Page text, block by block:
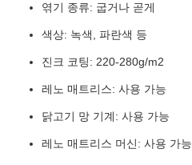
엮기 종류: 굽거나 곧게
색상: 녹색, 파란색 등
진크 코팅: 220-280g/m2
레노 매트리스: 사용 가능
닭고기 망 기계: 사용 가능
레노 매트리스 머신: 사용 가능